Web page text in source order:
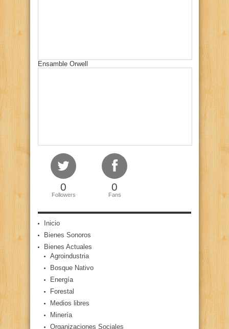
Ensamble Orwell
0
Followers
0
Fans
Inicio
Bienes Sonoros
Bienes Actuales
Agroindustria
Bosque Nativo
Energía
Forestal
Medios libres
Minería
Organizaciones Sociales